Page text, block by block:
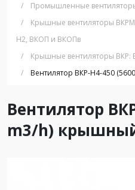
/
Промышленные
/
Крышные вентиляторы
Н2, ВКОП и ВКОПв
/
Крышные вентиляторы ВКР:
/
Вентилятор ВКР-Н4-450
Вентилятор
m3/h)